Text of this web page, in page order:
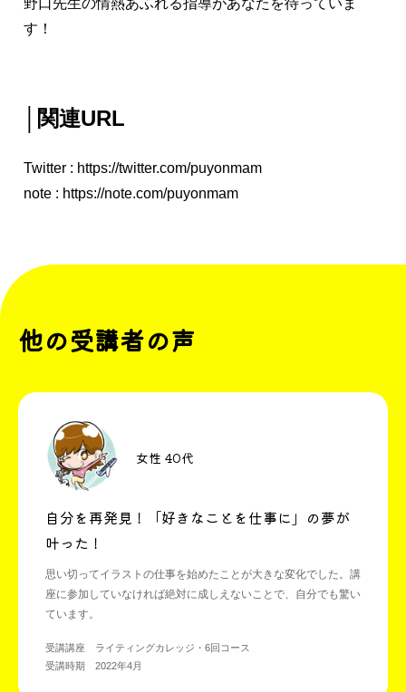
野口先生の情熱あふれる指導があなたを待っていま
す！
│関連URL
Twitter : https://twitter.com/puyonmam
note : https://note.com/puyonmam
他の受講者の声
女性 40代
自分を再発見！「好きなことを仕事に」の夢が
叶った！
思い切ってイラストの仕事を始めたことが大きな変化でした。講
座に参加していなければ絶対に成しえないことで、自分でも驚い
ています。
受講講座 ライティングカレッジ・6回コース
受講時期 2022年4月